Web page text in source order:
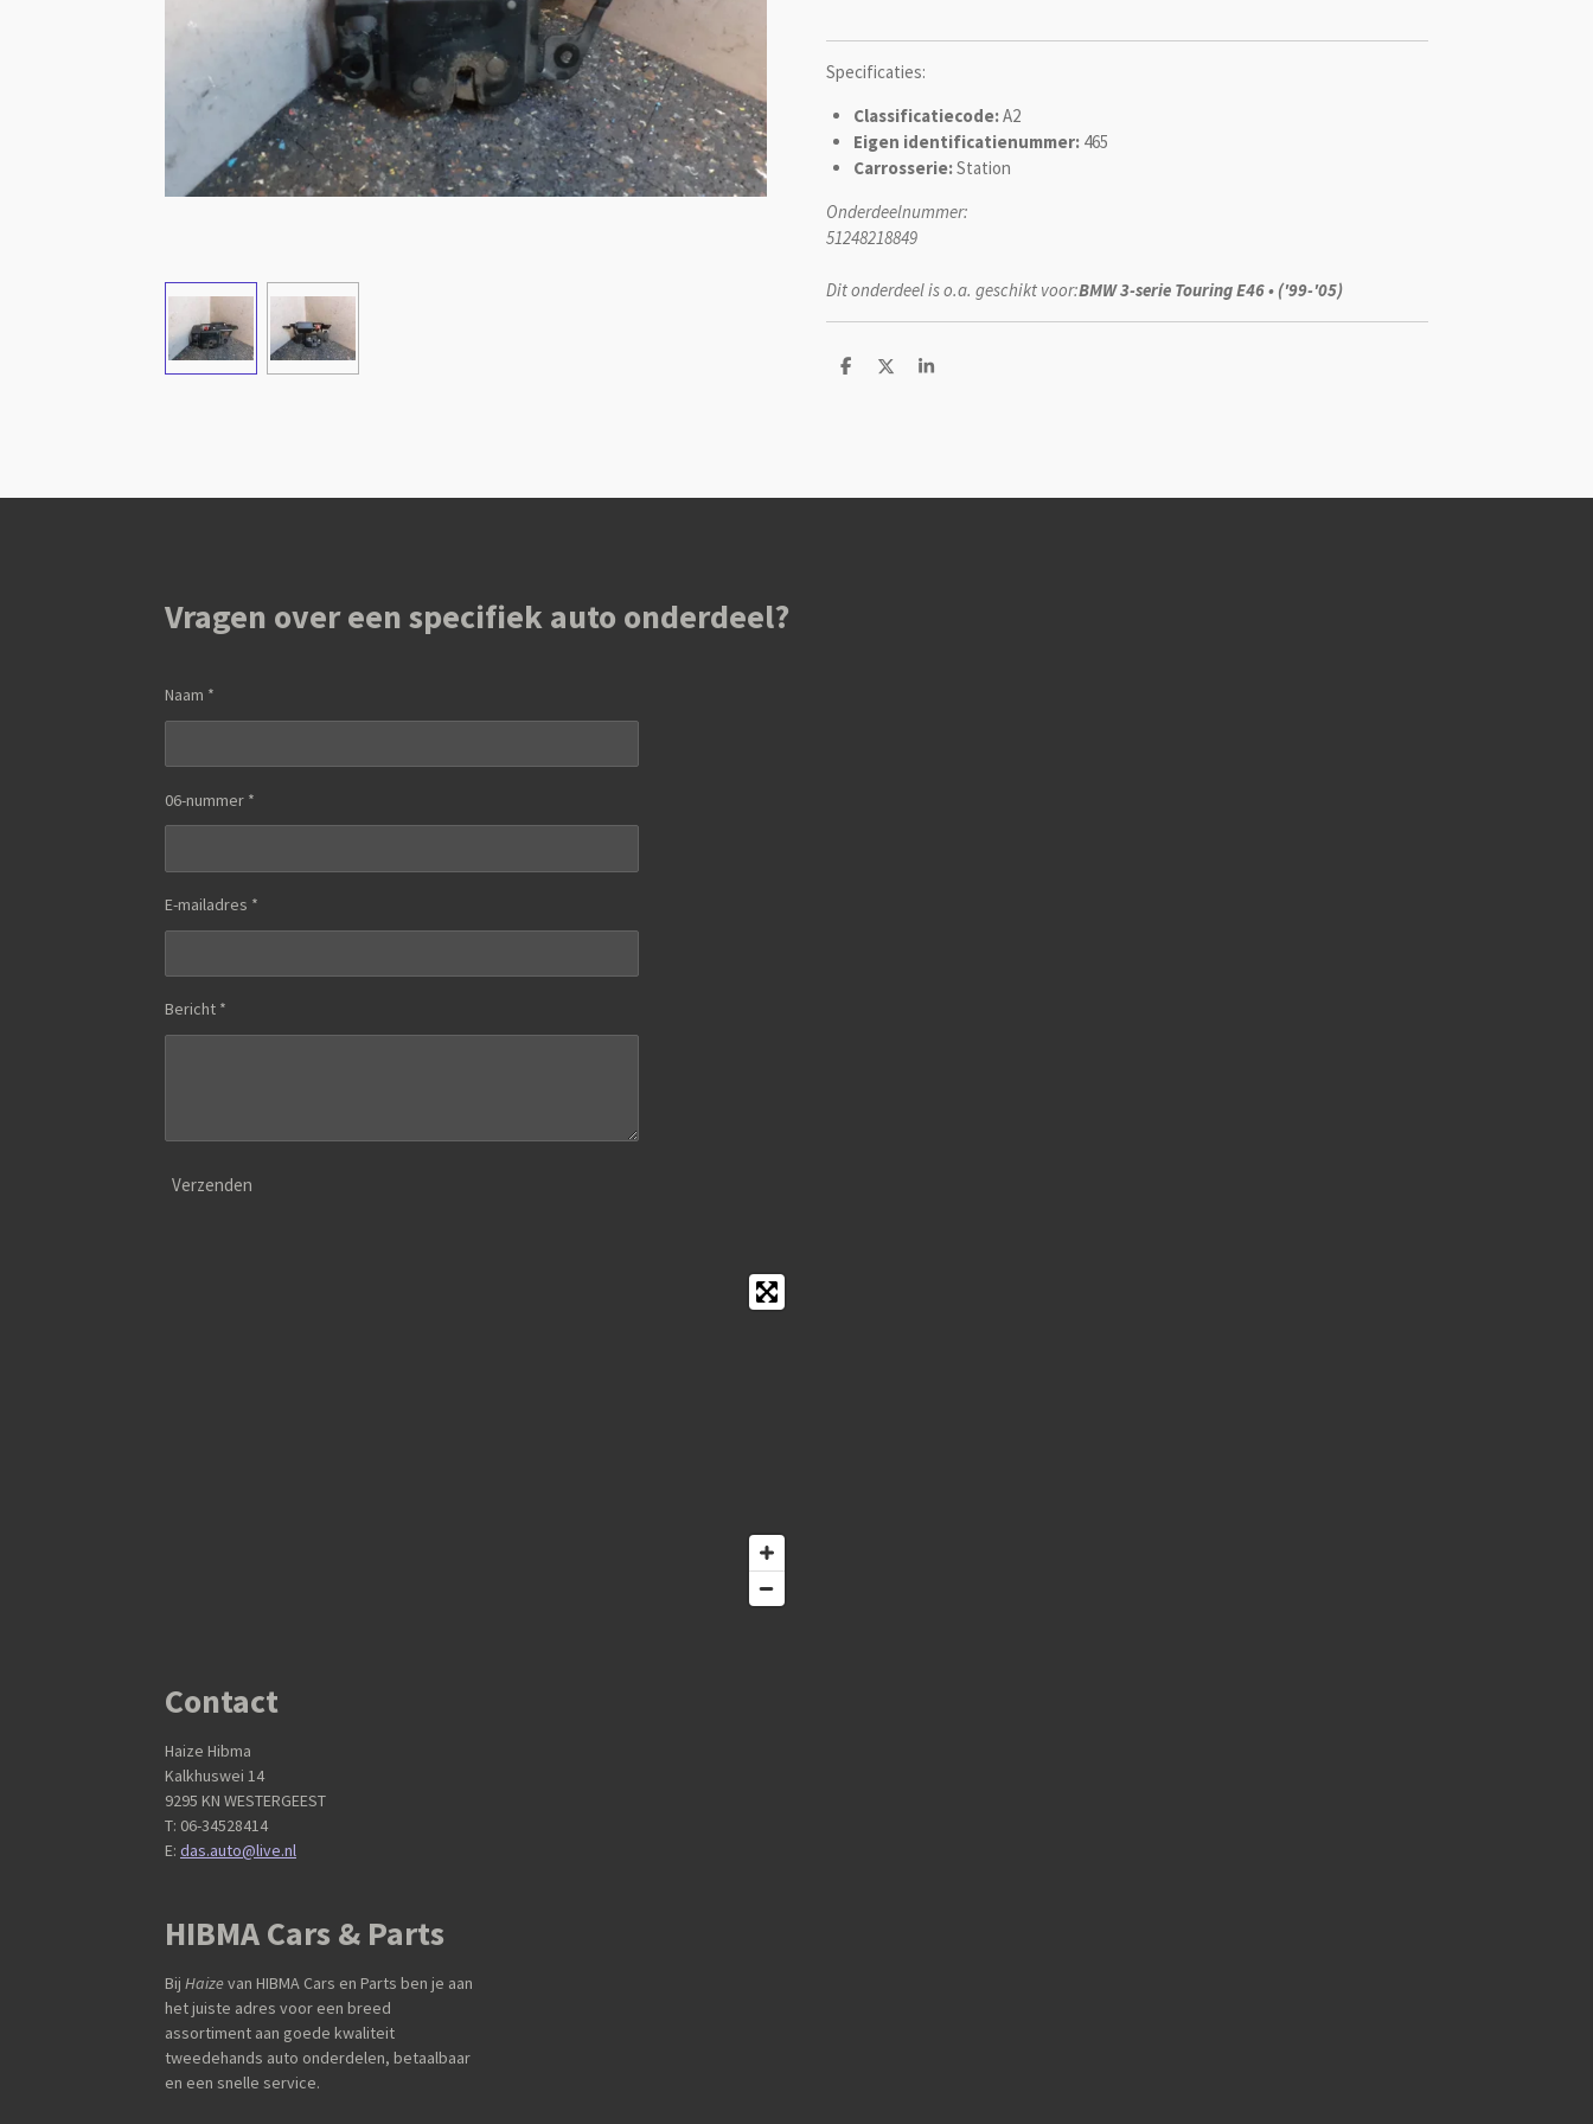
Specificaties:
Classificatiecode:A2
Eigen identificatienummer: 465
Carrosserie:Station
Onderdeelnummer:
51248218849
Dit onderdeel is o.a. geschikt voor:BMW 3-serie Touring E46 • ('99-'05)
D
D
S
Vragen over een specifiek auto onderdeel?
Naam *
06-nummer *
E-mailadres *
Bericht *
Verzenden
Contact
Haize Hibma
Kalkhuswei 14
9295 KN WESTERGEEST
T: 06-34528414
E: das.auto@live.nl
HIBMA Cars & Parts
Bij Haizevan HIBMA Cars en Parts ben je aan
het juiste adres voor een breed
assortiment aan goede kwaliteit
tweedehands auto onderdelen, betaalbaar
en een snelle service.